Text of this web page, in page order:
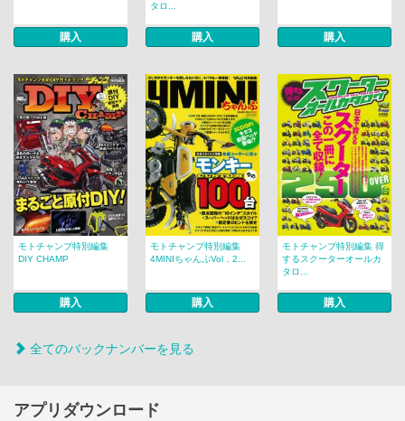
購入
タロ...
購入 購入
モトチャンプ特別編集
DIY CHAMP
購入
モトチャンプ特別編集
4MINIちゃんぷVol．2...
購入
モトチャンプ特別編集 得
するスクーターオールカ
タロ...
購入
全てのバックナンバーを見る
アプリダウンロード